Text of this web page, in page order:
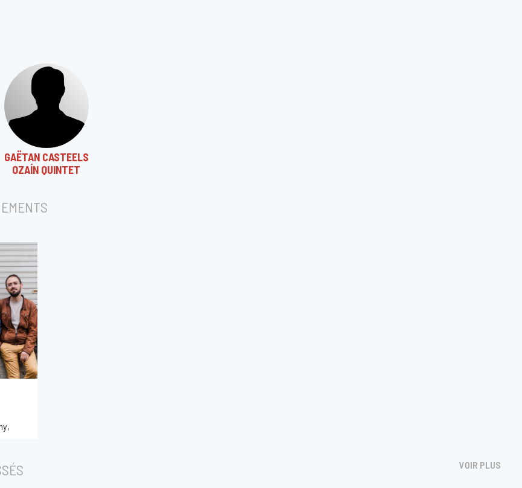
GAËTAN CASTEELS
OZAÍN QUINTET
VOIR PLUS